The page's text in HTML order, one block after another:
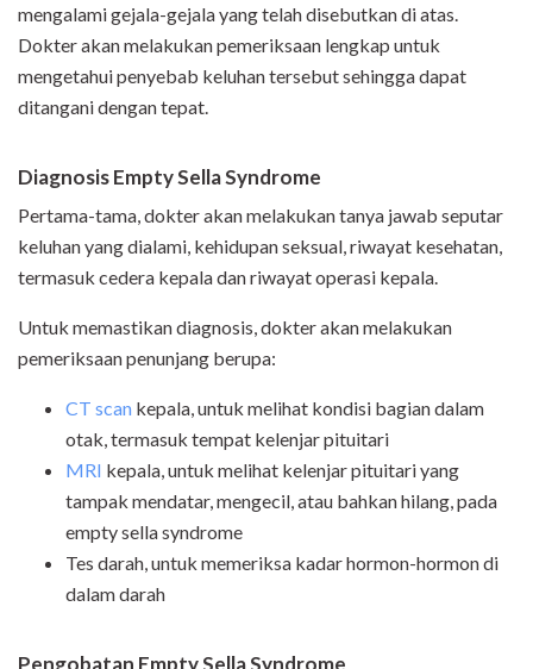
mengalami gejala-gejala yang telah disebutkan di atas.
Dokter akan melakukan pemeriksaan lengkap untuk
mengetahui penyebab keluhan tersebut sehingga dapat
ditangani dengan tepat.
Diagnosis Empty Sella Syndrome
Pertama-tama, dokter akan melakukan tanya jawab seputar
keluhan yang dialami, kehidupan seksual, riwayat kesehatan,
termasuk cedera kepala dan riwayat operasi kepala.
Untuk memastikan diagnosis, dokter akan melakukan
pemeriksaan penunjang berupa:
CT scan kepala, untuk melihat kondisi bagian dalam
otak, termasuk tempat kelenjar pituitari
MRI kepala, untuk melihat kelenjar pituitari yang
tampak mendatar, mengecil, atau bahkan hilang, pada
empty sella syndrome
Tes darah, untuk memeriksa kadar hormon-hormon di
dalam darah
Pengobatan Empty Sella Syndrome